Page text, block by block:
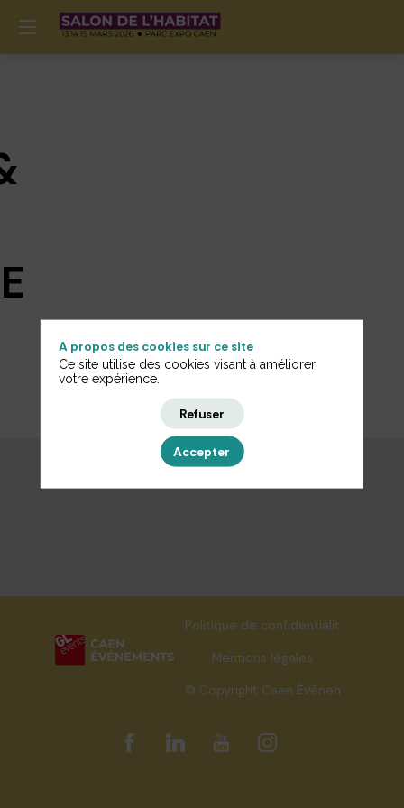
Informations
Générales
Politique de confidentialité
Mentions légales
© Copyright Caen Événements 2025
A propos des cookies sur ce site
Ce site utilise des cookies visant à améliorer
votre expérience.
Refuser
Accepter